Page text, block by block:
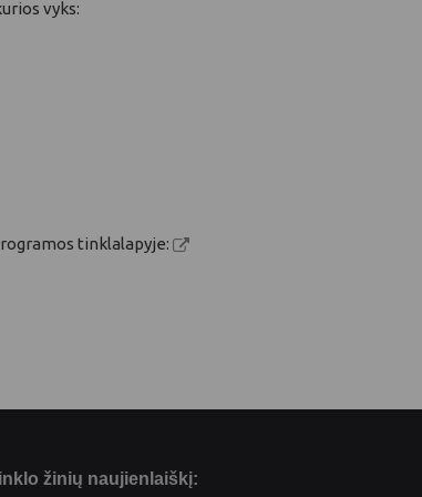
vyks:
tinklalapyje:
žinių naujienlaiškį: